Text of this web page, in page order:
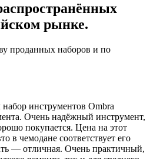
рынке.
проданных наборов и по
инструментов Ombra
Очень надёжный инструмент,
покупается. Цена на этот
в чемодане соответствует его
— отличная. Очень практичный,